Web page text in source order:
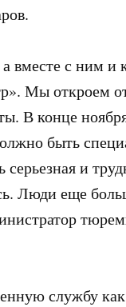
вместе с ним
Мы откроем
В конце
быть
серьезная и
Люди еще
службу